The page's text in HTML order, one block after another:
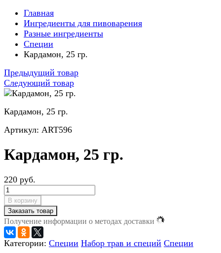
Главная
Ингредиенты для пивоварения
Разные ингредиенты
Специи
Кардамон, 25 гр.
Предыдущий товар
Следующий товар
Кардамон, 25 гр.
Артикул: ART596
Кардамон, 25 гр.
220 руб.
В корзину
Заказать товар
Получение информации о методах доставки
Категории: Специи Набор трав и специй Специи